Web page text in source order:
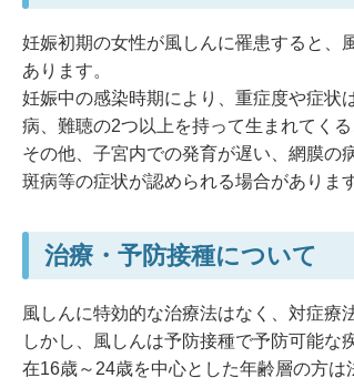
妊娠初期の女性が風しんに罹患すると、
あります。
妊娠中の感染時期により、重症度や症状
病、難聴の2つ以上を持って生まれてく
その他、子宮内での発育が遅い、網膜の
斑病等の症状が認められる場合があります
治療・予防接種について
風しんに特効的な治療法はなく、対症療
しかし、風しんは予防接種で予防可能
在16歳～24歳を中心とした年齢層の方は